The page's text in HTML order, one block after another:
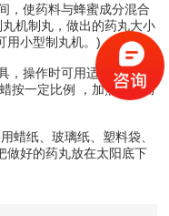
使药料与蜂蜜成分混合
机制丸，做出的药丸大小
用小型制丸机。)
操作时可用适量的润滑
按一定比例 ，加热熔化而
纸、玻璃纸、塑料袋、
做好的药丸放在太阳底下